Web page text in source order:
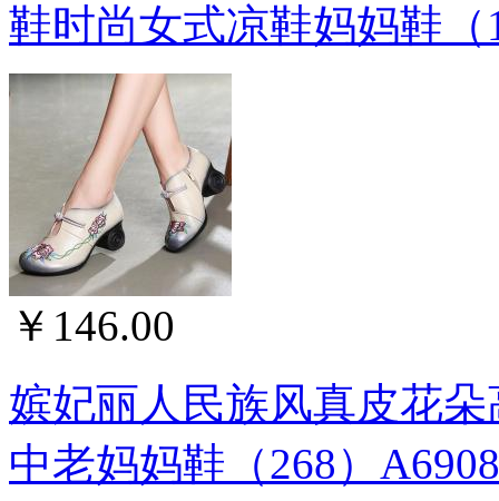
鞋时尚女式凉鞋妈妈鞋（
￥146.00
嫔妃丽人民族风真皮花
中老妈妈鞋（268）